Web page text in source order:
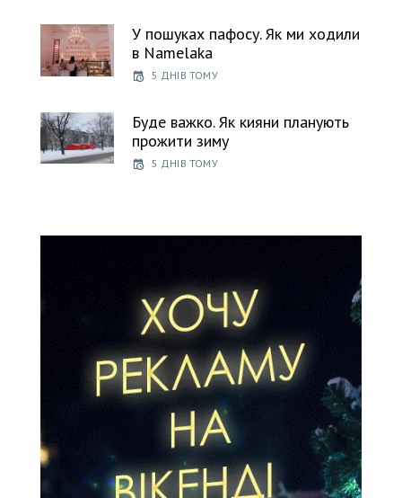
У пошуках пафосу. Як ми ходили
в Namelaka
5 ДНІВ ТОМУ
Буде важко. Як кияни планують
прожити зиму
5 ДНІВ ТОМУ